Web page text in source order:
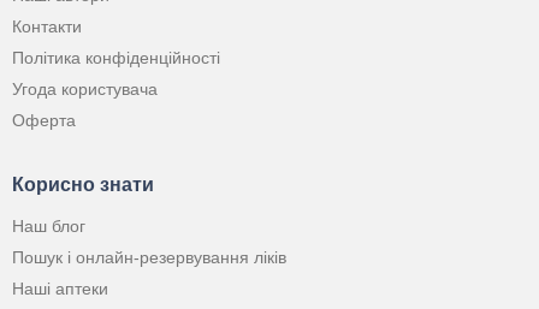
Контакти
Політика конфіденційності
Угода користувача
Оферта
Корисно знати
Наш блог
Пошук і онлайн-резервування ліків
Наші аптеки